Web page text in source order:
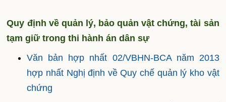
Quy định về quản lý, bảo quản vật chứng, tài sản
tạm giữ trong thi hành án dân sự
Văn bản hợp nhất 02/VBHN-BCA năm 2013
hợp nhất Nghị định về Quy chế quản lý kho vật
chứng